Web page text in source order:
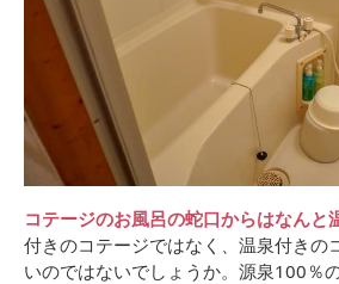
コテージのお風呂の蛇口からはなんと
付きのコテージではなく、温泉付きの
いのではないでしょうか。源泉100％